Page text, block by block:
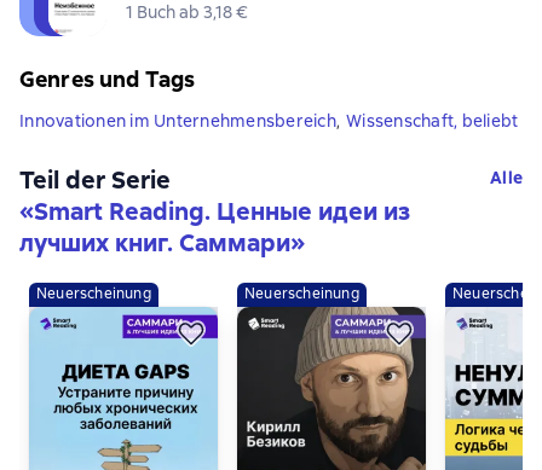
1 Buch ab 3,18 €
Genres und Tags
Innovationen im Unternehmensbereich, Wissenschaft, beliebt
Teil der Serie
«Smart Reading. Ценные идеи из
лучших книг. Саммари»
Alle
Neuerscheinung Neuerscheinung